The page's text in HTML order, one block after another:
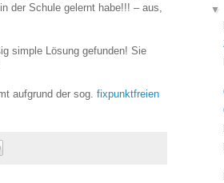
der Schule gelernt habe!!! – aus,
simple Lösung gefunden! Sie
aufgrund der sog. fixpunktfreien